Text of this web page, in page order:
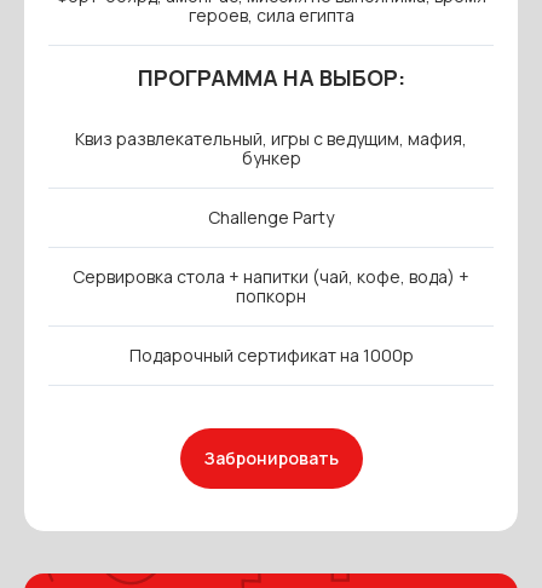
героев, сила египта
ПРОГРАММА НА ВЫБОР:
Квиз развлекательный, игры с ведущим, мафия,
бункер
Challenge Party
Сервировка стола + напитки (чай, кофе, вода) +
попкорн
Подарочный сертификат на 1000р
Забронировать